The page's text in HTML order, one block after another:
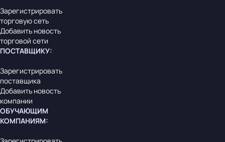
Зарегистрировать
торговую сеть
Добавить новость
торговой сети
ПОСТАВЩИКУ:
Зарегистрировать
поставщика
Добавить новость
компании
ОБУЧАЮЩИМ
КОМПАНИЯМ: